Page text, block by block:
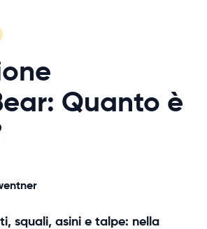
Quanto è
squali, asini e talpe: nella